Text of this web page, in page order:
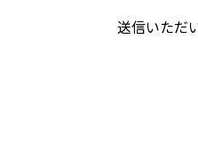
送信いただ